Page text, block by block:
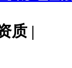
质 |